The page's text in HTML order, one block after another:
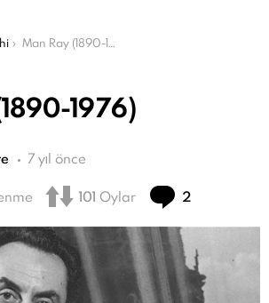
Man Ray (1890-1976)
1976)
7 yıl önce
101 Oylar 2